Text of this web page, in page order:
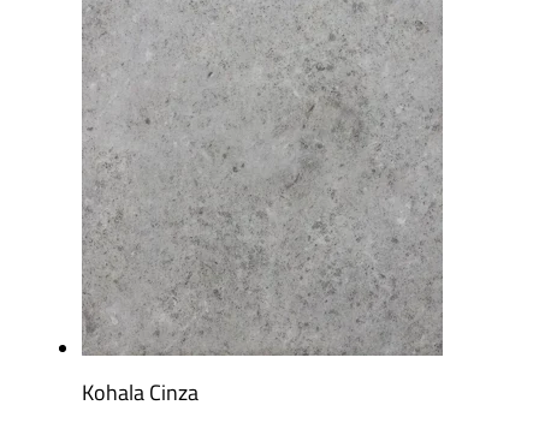
Kohala Cinza